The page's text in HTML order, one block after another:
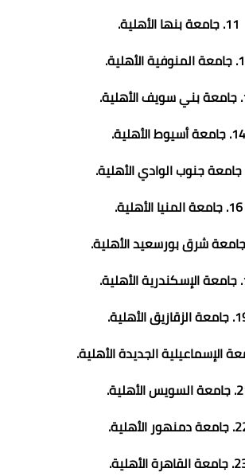
11. جامعة بنها الأهلية.
14. جامعة أسيوط الأهلية.
16. جامعة المنيا الأهلية.
الأهلية.
الأهلية.
الأهلية.
الأهلية.